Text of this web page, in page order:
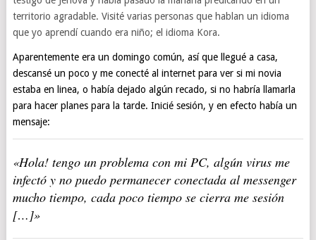
territorio agradable. Visité varias personas que hablan un idioma
que yo aprendí cuando era niño; el idioma Kora.
Aparentemente era un domingo común, así que llegué a casa,
descansé un poco y me conecté al internet para ver si mi novia
estaba en linea, o había dejado algún recado, si no habría llamarla
para hacer planes para la tarde. Inicié sesión, y en efecto había un
mensaje:
«Hola! tengo un problema con mi PC, algún virus me
infectó y no puedo permanecer conectada al messenger
mucho tiempo, cada poco tiempo se cierra me sesión
[…]»